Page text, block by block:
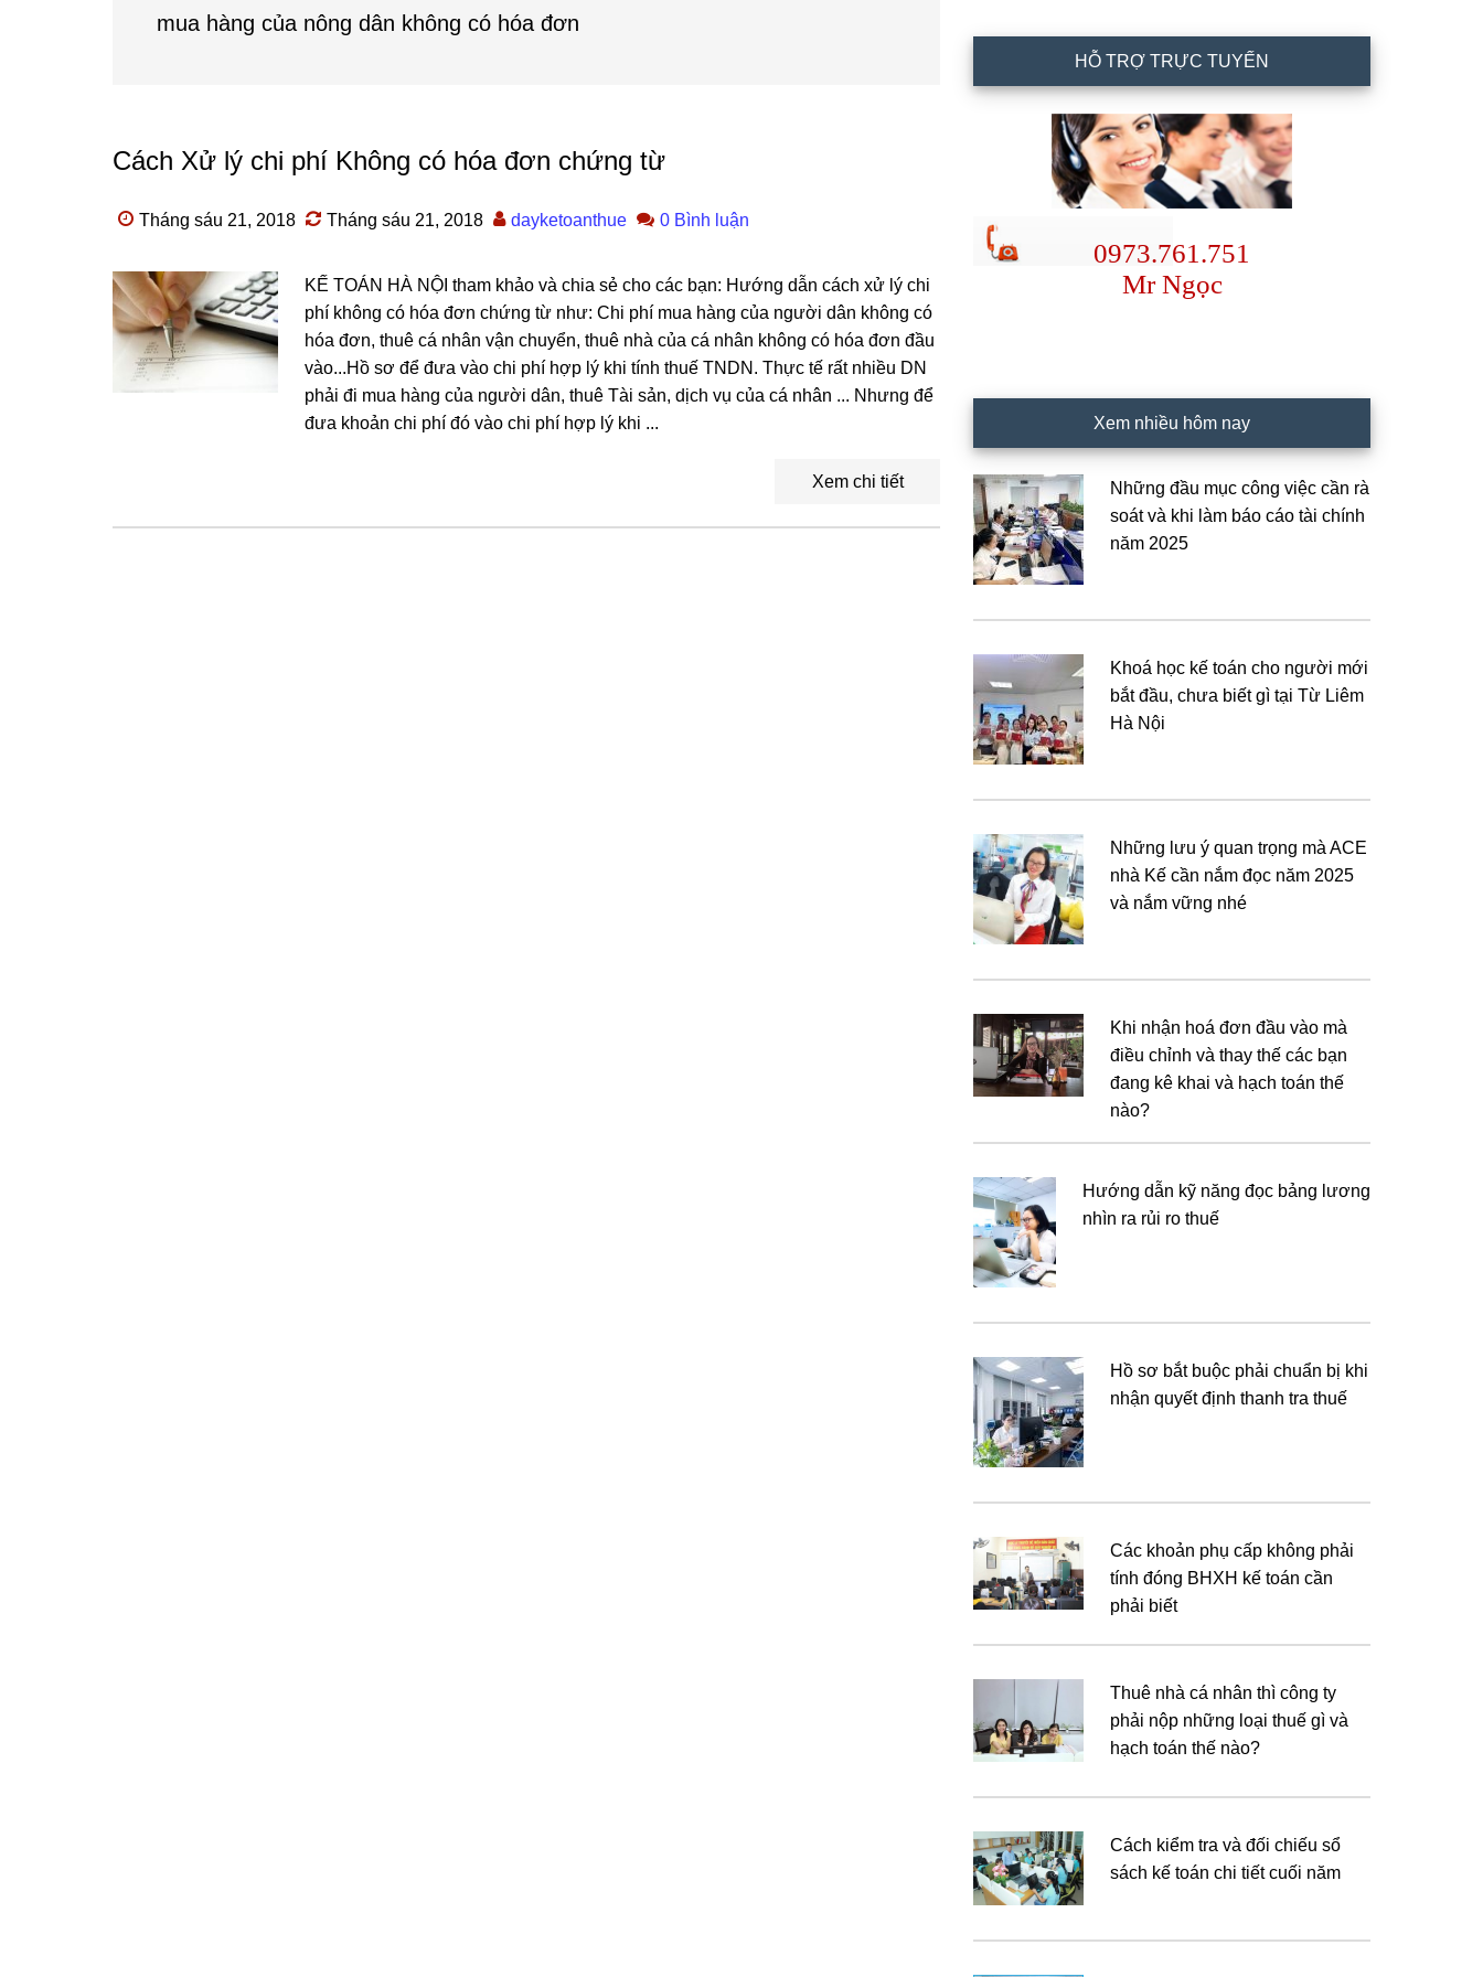
mua hàng của nông dân không có hóa đơn
Cách Xử lý chi phí Không có hóa đơn chứng từ
Tháng sáu 21, 2018 Tháng sáu 21, 2018 dayketoanthue 0 Bình luận
KẾ TOÁN HÀ NỘI tham khảo và chia sẻ cho các bạn: Hướng dẫn cách xử lý chi
phí không có hóa đơn chứng từ như: Chi phí mua hàng của người dân không có
hóa đơn, thuê cá nhân vận chuyển, thuê nhà của cá nhân không có hóa đơn đầu
vào...Hồ sơ để đưa vào chi phí hợp lý khi tính thuế TNDN. Thực tế rất nhiều DN
phải đi mua hàng của người dân, thuê Tài sản, dịch vụ của cá nhân ... Nhưng để
đưa khoản chi phí đó vào chi phí hợp lý khi ...
Xem chi tiết
HỖ TRỢ TRỰC TUYẾN
0973.761.751
Mr Ngọc
Xem nhiều hôm nay
Những đầu mục công việc cần rà
soát và khi làm báo cáo tài chính
năm 2025
Khoá học kế toán cho người mới
bắt đầu, chưa biết gì tại Từ Liêm
Hà Nội
Những lưu ý quan trọng mà ACE
nhà Kế cần nắm đọc năm 2025
và nắm vững nhé
Khi nhận hoá đơn đầu vào mà
điều chỉnh và thay thế các bạn
đang kê khai và hạch toán thế
nào?
Hướng dẫn kỹ năng đọc bảng lương
nhìn ra rủi ro thuế
Hồ sơ bắt buộc phải chuẩn bị khi
nhận quyết định thanh tra thuế
Các khoản phụ cấp không phải
tính đóng BHXH kế toán cần
phải biết
Thuê nhà cá nhân thì công ty
phải nộp những loại thuế gì và
hạch toán thế nào?
Cách kiểm tra và đối chiếu sổ
sách kế toán chi tiết cuối năm